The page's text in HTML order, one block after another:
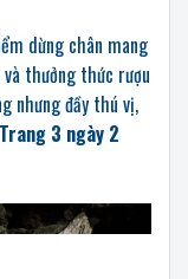
dừng chân mang
thưởng thức rượu
nhưng đầy thú vị,
3 ngày 2